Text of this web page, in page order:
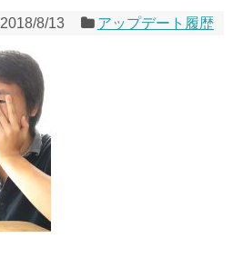
2018/8/13 アップデート履歴